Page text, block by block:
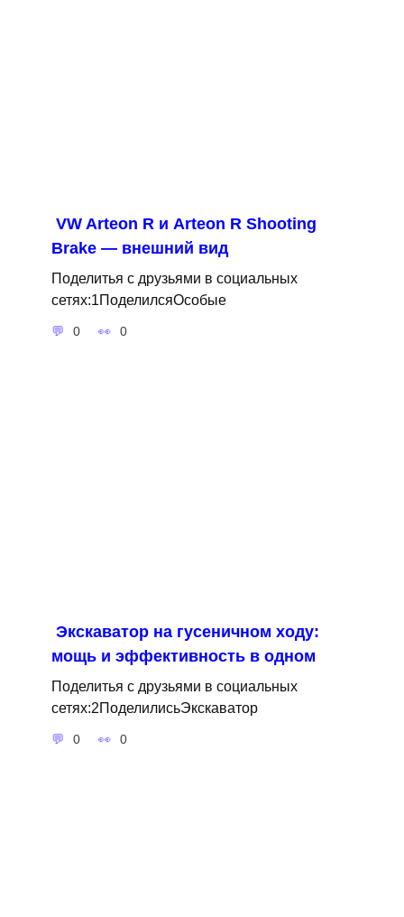
VW Arteon R и Arteon R Shooting
Brake — внешний вид
Поделитья с друзьями в социальных
сетях:1ПоделилсяОсобые
0 0
Экскаватор на гусеничном ходу:
мощь и эффективность в одном
Поделитья с друзьями в социальных
сетях:2ПоделилисьЭкскаватор
0 0